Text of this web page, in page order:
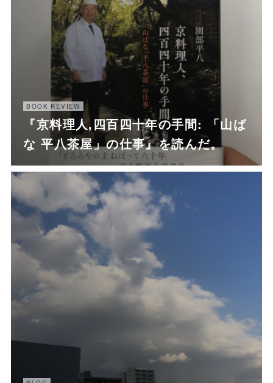
BOOK REVIEW
『京料理人,四百四十年の手間: 「山ば
な 平八茶屋」の仕事』を読んだ。